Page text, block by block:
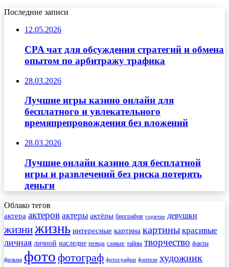
Последние записи
12.05.2026
CPA чат для обсуждения стратегий и обмена
опытом по арбитражу трафика
28.03.2026
Лучшие игры казино онлайн для
бесплатного и увлекательного
времяпрепровождения без вложений
28.03.2026
Лучшие онлайн казино для бесплатной
игры и развлечений без риска потерять
деньги
Облако тегов
актера актеров актеры актёры биография горячие девушки
жизнижизнь интересные картина картины красивые
личная личной наследие певца самые тайны творчество факты
фильма фото фотограф фотографии фэнтези художник